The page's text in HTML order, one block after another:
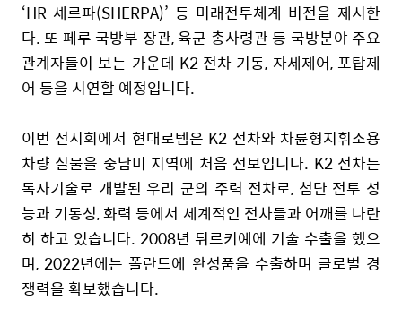
‘HR-셰르파(SHERPA)’ 등 미래전투체계 비전을 제시한
다. 또 페루 국방부 장관,육군 총사령관 등 국방분야 주요
관계자들이 보는 가운데 K2 전차 기동, 자세제어, 포탑제
어 등을 시연할 예정입니다.
이번 전시회에서 현대로템은 K2 전차와 차륜형지휘소용
차량 실물을 중남미 지역에 처음 선보입니다. K2 전차는
독자기술로 개발된 우리 군의 주력 전차로, 첨단 전투 성
능과 기동성,화력 등에서 세계적인 전차들과 어깨를 나란
히 하고 있습니다. 2008년 튀르키예에 기술 수출을 했으
며, 2022년에는 폴란드에 완성품을 수출하며 글로벌 경
쟁력을 확보했습니다.